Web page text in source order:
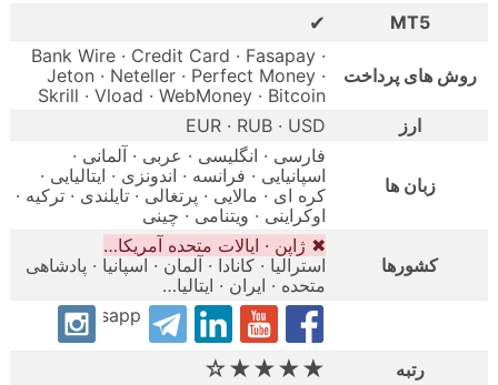
MT5
✔
روش های پرداخت
Bank Wire · Credit Card · Fasapay ·
Jeton · Neteller · Perfect Money ·
Skrill · Vload · WebMoney · Bitcoin
ارز
EUR · RUB · USD
زبان ها
فارسی · انگلیسی · عربی · آلمانی ·
اسپانیایی · فرانسه · اندونزی · ایتالیایی ·
کره ای · مالایی · پرتغالی · تایلندی · ترکیه ·
اوکراینی · ویتنامی · چینی
کشورها
✖ ژاپن · ایالات متحده آمریکا…
استرالیا · کانادا · آلمان · اسپانیا · پادشاهی
متحده · ایران · ایتالیا…
Whatsapp
رتبه ★★★★☆